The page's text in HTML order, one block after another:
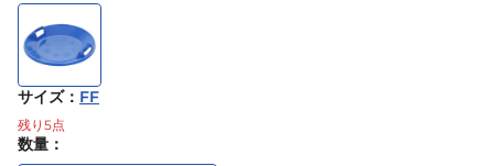
サイズ： FF
残り 5点
数量：